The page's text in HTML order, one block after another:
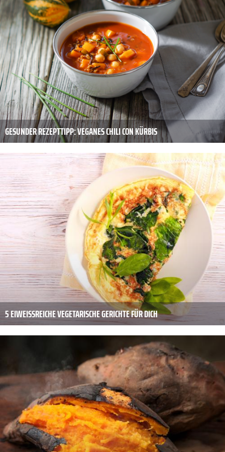
GESUNDER REZEPTTIPP: VEGANES CHILI CON KÜRBIS
5 EIWEISSREICHE VEGETARISCHE GERICHTE FÜR DICH